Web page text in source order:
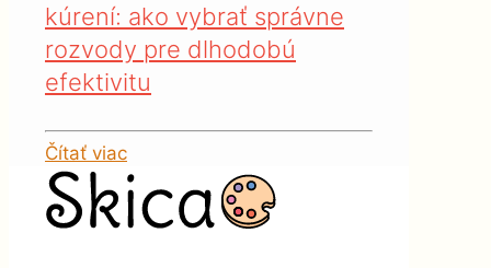
kúrení: ako vybrať správne
rozvody pre dlhodobú
efektivitu
Čítať viac